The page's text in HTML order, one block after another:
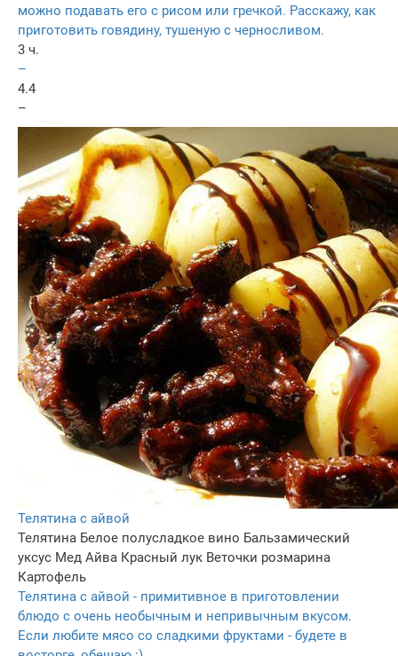
можно подавать его с рисом или гречкой. Расскажу, как
приготовить говядину, тушеную с черносливом.
3 ч.
–
4.4
–
Телятина с айвой
Телятина Белое полусладкое вино Бальзамический
уксус Мед Айва Красный лук Веточки розмарина
Картофель
Телятина с айвой - примитивное в приготовлении
блюдо с очень необычным и непривычным вкусом.
Если любите мясо со сладкими фруктами - будете в